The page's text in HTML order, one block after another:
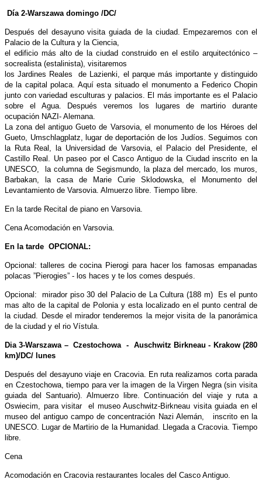
Día 2-Warszawa domingo /DC/
Después del desayuno visita guiada de la ciudad. Empezaremos con el
Palacio de la Cultura y la Ciencia,
el edificio más alto de la ciudad construido en el estilo arquitectónico –
socrealista (estalinista), visitaremos
los Jardines Reales de Lazienki, el parque más importante y distinguido
de la capital polaca. Aquí esta situado el monumento a Federico Chopin
junto con variedad esculturas y palacios. El más importante es el Palacio
sobre el Agua. Después veremos los lugares de martirio durante
ocupación NAZI- Alemana.
La zona del antiguo Gueto de Varsovia, el monumento de los Héroes del
Gueto, Umschlagplatz, lugar de deportación de los Judíos. Seguimos con
la Ruta Real, la Universidad de Varsovia, el Palacio del Presidente, el
Castillo Real. Un paseo por el Casco Antiguo de la Ciudad inscrito en la
UNESCO, la columna de Segismundo, la plaza del mercado, los muros,
Barbakan, la casa de Marie Curie Sklodowska, el Monumento del
Levantamiento de Varsovia. Almuerzo libre. Tiempo libre.
En la tarde Recital de piano en Varsovia.
Cena Acomodación en Varsovia.
En la tarde OPCIONAL:
Opcional: talleres de cocina Pierogi para hacer los famosas empanadas
polacas ”Pierogies” - los haces y te los comes después.
Opcional: mirador piso 30 del Palacio de La Cultura (188 m) Es el punto
mas alto de la capital de Polonia y esta localizado en el punto central de
la ciudad. Desde el mirador tenderemos la mejor visita de la panorámica
de la ciudad y el rio Vístula.
Dia 3-Warszawa – Czestochowa - Auschwitz Birkneau - Krakow (280
km)/DC/ lunes
Después del desayuno viaje en Cracovia. En ruta realizamos corta parada
en Czestochowa, tiempo para ver la imagen de la Virgen Negra (sin visita
guiada del Santuario). Almuerzo libre. Continuación del viaje y ruta a
Oswiecim, para visitar el museo Auschwitz-Birkneau visita guiada en el
museo del antiguo campo de concentración Nazi Alemán, inscrito en la
UNESCO. Lugar de Martirio de la Humanidad. Llegada a Cracovia. Tiempo
libre.
Cena
Acomodación en Cracovia restaurantes locales del Casco Antiguo.